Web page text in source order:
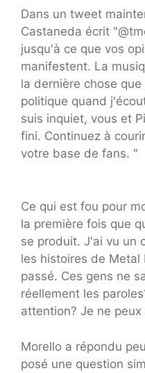
Dans un tweet
Castaneda écrit
jusqu'à ce que vos
manifestent. La
la dernière chose
politique quand
suis inquiet, vous et
fini. Continuez à
votre base de fans. "
Ce qui est fou pour
la première fois que
se produit. J'ai vu un
les histoires de Metal
passé. Ces gens ne
réellement les
attention? Je ne
Morello a répondu
posé une question